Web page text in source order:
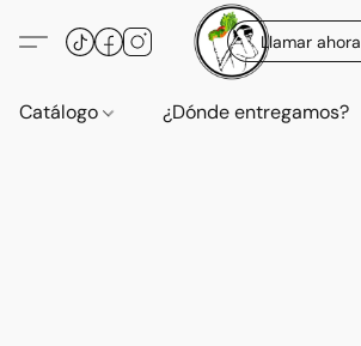
Llamar ahora
Catálogo ¿Dónde entregamos?